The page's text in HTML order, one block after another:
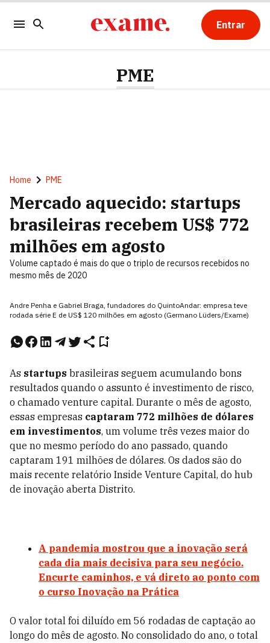
Entrar
PME
Home PME
Mercado aquecido: startups
brasileiras recebem US$ 772
milhões em agosto
Volume captado é mais do que o triplo de recursos recebidos no
mesmo mês de 2020
Andre Penha e Gabriel Braga, fundadores do QuintoAndar: empresa teve
rodada série E de US$ 120 milhões em agosto (Germano Lüders/Exame)
As startups brasileiras seguem acumulando bons
resultados quando o assunto é investimento de risco,
o chamado venture capital. Durante o mês de agosto,
essas empresas captaram 772 milhões de dólares
em investimentos, um volume três vezes maior do
que no mesmo período do ano passado, quando
captaram 191 milhões de dólares. Os dados são do
mais recente relatório Inside Venture Capital, do hub
de inovação aberta Distrito.
A pandemia mostrou que a inovação será
cada dia mais decisiva para seu negócio.
Encurte caminhos, e vá direto ao ponto com
o curso Inovação na Prática
O valor total foi diluído em 56 rodadas de captação ao
longo do mês de agosto. No consolidado do ano, o total